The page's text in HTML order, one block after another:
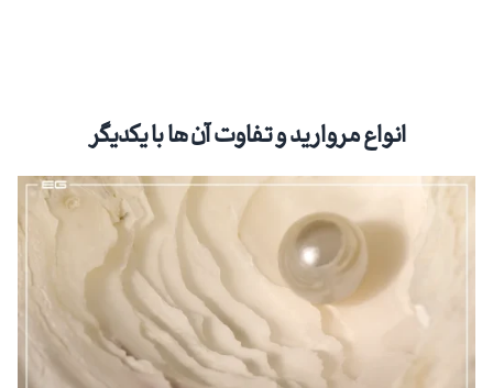
انواع مروارید و تفاوت آن ها با یکدیگر